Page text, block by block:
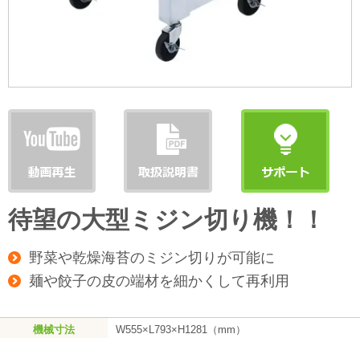
待望の大型ミジン切り機！！
野菜や乾燥海苔のミジン切りが可能に
麺や餃子の皮の端材を細かくして再利用
機械寸法 W555×L793×H1281（mm）